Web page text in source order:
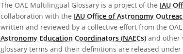
The OAE Multilingual Glossary is a project of the IAU
collaboration with the IAU Office of Astronomy
written and reviewed by a collective effort from the
Astronomy Education Coordinators (NAECs) and other
glossary terms and their definitions are released under